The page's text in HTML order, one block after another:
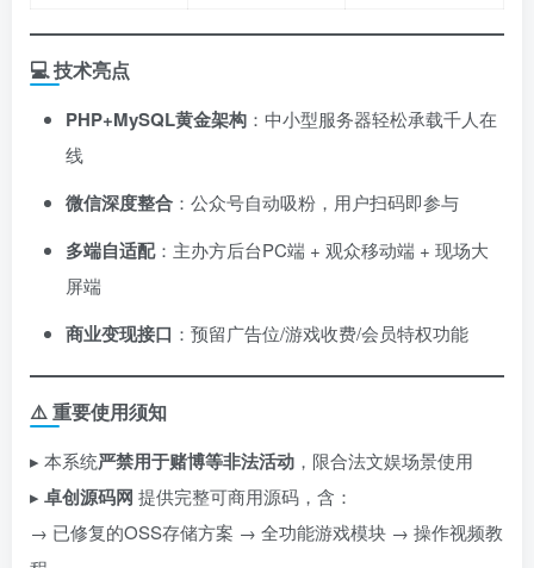
💻 技术亮点
PHP+MySQL黄金架构 ：中小型服务器轻松承载千人在
线
微信深度整合 ：公众号自动吸粉，用户扫码即参与
多端自适配：主办方后台PC端 + 观众移动端 + 现场大
屏端
商业变现接口 ：预留广告位/游戏收费/会员特权功能
⚠️ 重要使用须知
▸ 本系统严禁用于赌博等非法活动 ，限合法文娱场景使用
▸ ​ 卓创源码网 提供完整可商用源码，含：
→ 已修复的OSS存储方案 → 全功能游戏模块 → 操作视频教